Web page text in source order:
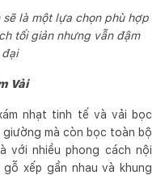
là một lựa chọn phù hợp
tối giản nhưng vẫn đậm
Vải
nhạt tinh tế và vải bọc
mà còn bọc toàn bộ
với nhiều phong cách nội
xếp gần nhau và khung